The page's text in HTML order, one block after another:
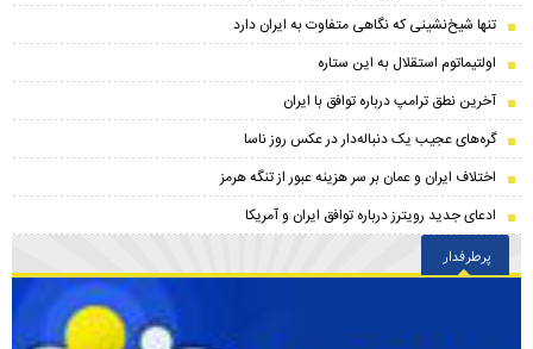
تنها شیخ‌نشینی که نگاهی متفاوت به ایران دارد
اولتیماتوم استقلال به این ستاره
آخرین نطق ترامپ درباره توافق با ایران
گره‌های عجیب یک دنباله‌دار در عکس روز ناسا
اختلاف ایران و عمان بر سر هزینه عبور از تنگه هرمز
ادعای جدید رویترز درباره توافق ایران و آمریکا
پرطرفدار